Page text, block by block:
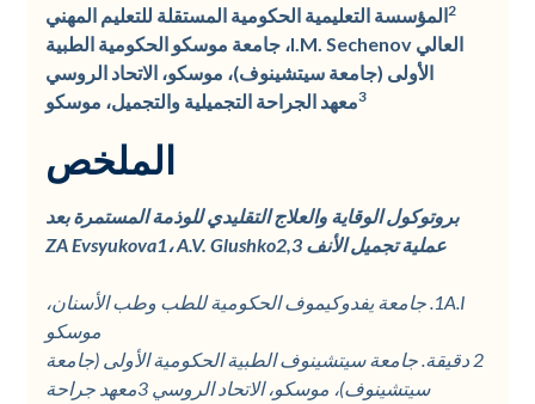
2المؤسسة التعليمية الحكومية المستقلة للتعليم المهني
العالي I.M. Sechenov، جامعة موسكو الحكومية الطبية
الأولى (جامعة سيتشينوف)، موسكو، الاتحاد الروسي
3معهد الجراحة التجميلية والتجميل، موسكو
الملخص
بروتوكول الوقاية والعلاج التقليدي للوذمة المستمرة بعد
عملية تجميل الأنف ZA Evsyukova1، A.V. Glushko2,3
1A.I. جامعة يفدوكيموف الحكومية للطب وطب الأسنان،
موسكو
2 دقيقة. جامعة سيتشينوف الطبية الحكومية الأولى (جامعة
سيتشينوف)، موسكو، الاتحاد الروسي 3معهد جراحة